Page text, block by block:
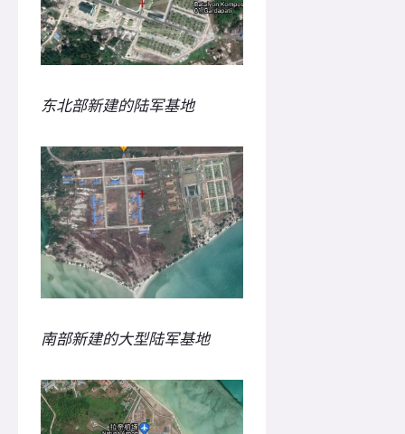
东北部新建的陆军基地
南部新建的大型陆军基地